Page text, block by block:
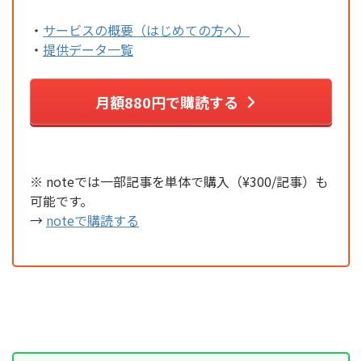
・ サービスの概要（はじめての方へ）
・ 提供データ一覧
月額880円で購読する
※ noteでは一部記事を単体で購入（¥300/記事）も
可能です。
→ noteで購読する